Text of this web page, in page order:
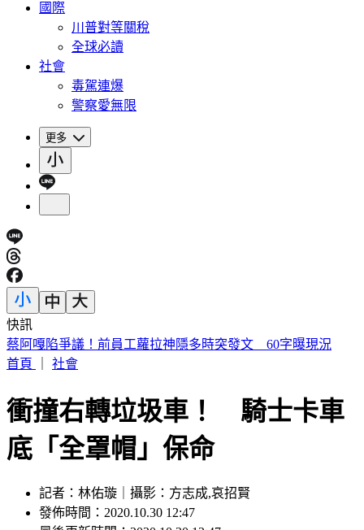
國際
川普對等關稅
全球必讀
社會
毒駕連爆
警察愛無限
更多
快訊
行動網路降速演習！中部7縣市今午後首登場 應對措施一次
看
衝撞右轉垃圾車！ 騎士卡車
底「全罩帽」保命
記者：林佑璇｜攝影：方志成,哀招賢